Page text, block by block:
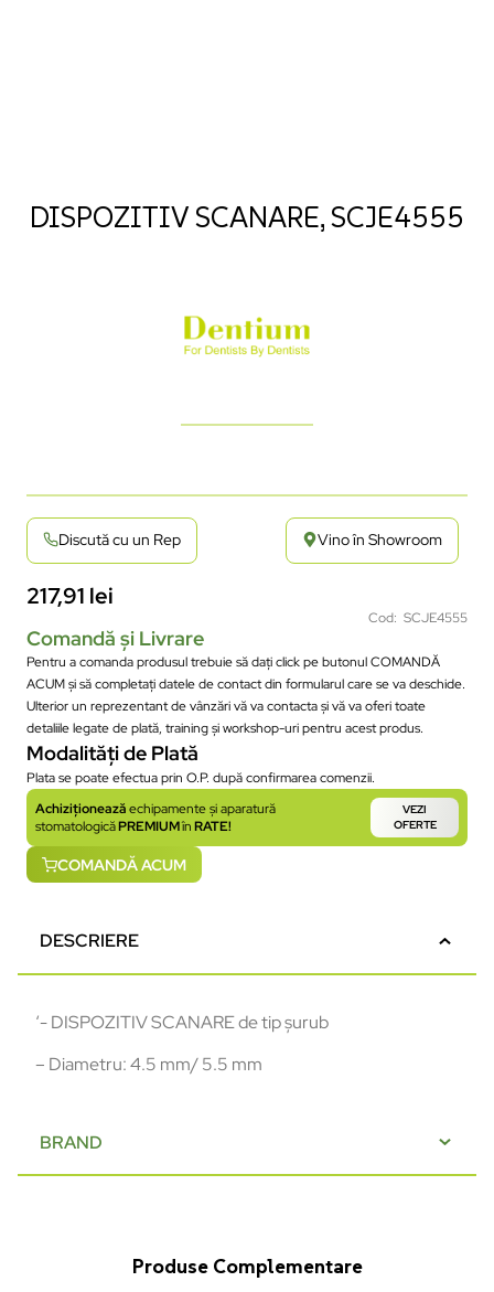
DISPOZITIV SCANARE, SCJE4555
Discută cu un Rep Vino în Showroom
217,91 lei
Cod: SCJE4555
Comandă și Livrare
Pentru a comanda produsul trebuie să dați click pe butonul COMANDĂ
ACUM și să completați datele de contact din formularul care se va deschide.
Ulterior un reprezentant de vânzări vă va contacta și vă va oferi toate
detaliile legate de plată, training și workshop-uri pentru acest produs.
Modalități de Plată
Plata se poate efectua prin O.P. după confirmarea comenzii.
Achiziționeazăechipamente și aparatură
stomatologicăPREMIUMînRATE!
VEZI
OFERTE
COMANDĂ ACUM
DESCRIERE
‘- DISPOZITIV SCANARE de tip șurub
– Diametru: 4.5 mm/ 5.5 mm
BRAND
Produse Complementare